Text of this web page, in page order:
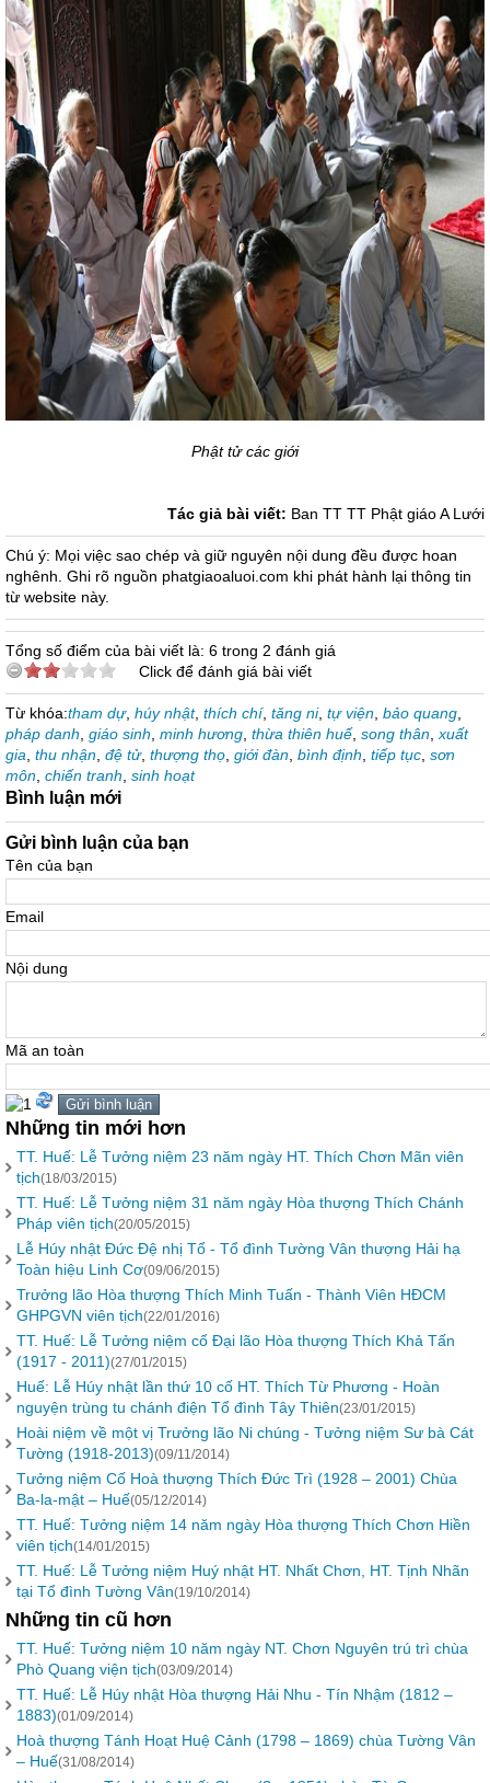
Phật tử các giới
Tác giả bài viết: Ban TT TT Phật giáo A Lưới
Chú ý: Mọi việc sao chép và giữ nguyên nội dung đều được hoan
nghênh. Ghi rõ nguồn phatgiaoaluoi.com khi phát hành lại thông tin
từ website này.
Tổng số điểm của bài viết là: 6 trong 2 đánh giá
Click để đánh giá bài viết
Từ khóa:tham dự, húy nhật, thích chí, tăng ni, tự viện bảo quang
pháp danh giáo sinh minh hương thừa thiên huế, song thân xuất
gia thu nhận đệ tử, thượng thọ giới đàn bình định tiếp tục sơn
môn chiến tranh sinh hoạt
Bình luận mới
Gửi bình luận của bạn
Tên của bạn
Email
Nội dung
Mã an toàn
Những tin mới hơn
TT. Huế: Lễ Tưởng niệm 23 năm ngày HT. Thích Chơn Mãn viên
tịch(18/03/2015)
TT. Huế: Lễ Tưởng niệm 31 năm ngày Hòa thượng Thích Chánh
Pháp viên tịch(20/05/2015)
Lễ Húy nhật Đức Đệ nhị Tổ - Tổ đình Tường Vân thượng Hải hạ
Toàn hiệu Linh Cơ(09/06/2015)
Trưởng lão Hòa thượng Thích Minh Tuấn - Thành Viên HĐCM
GHPGVN viên tịch(22/01/2016)
TT. Huế: Lễ Tưởng niệm cố Đại lão Hòa thượng Thích Khả Tấn
(1917 - 2011)(27/01/2015)
Huế: Lễ Húy nhật lần thứ 10 cố HT. Thích Từ Phương - Hoàn
nguyện trùng tu chánh điện Tổ đình Tây Thiên(23/01/2015)
Hoài niệm về một vị Trưởng lão Ni chúng - Tưởng niệm Sư bà Cát
Tường (1918-2013)(09/11/2014)
Tưởng niệm Cố Hoà thượng Thích Đức Trì (1928 – 2001) Chùa
Ba-la-mật – Huế(05/12/2014)
TT. Huế: Tưởng niệm 14 năm ngày Hòa thượng Thích Chơn Hiền
viên tịch(14/01/2015)
TT. Huế: Lễ Tưởng niệm Huý nhật HT. Nhất Chơn, HT. Tịnh Nhãn
tại Tổ đình Tường Vân(19/10/2014)
Những tin cũ hơn
TT. Huế: Tưởng niệm 10 năm ngày NT. Chơn Nguyên trú trì chùa
Phò Quang viện tịch(03/09/2014)
TT. Huế: Lễ Húy nhật Hòa thượng Hải Nhu - Tín Nhậm (1812 –
1883)(01/09/2014)
Hoà thượng Tánh Hoạt Huệ Cảnh (1798 – 1869) chùa Tường Vân
– Huế(31/08/2014)